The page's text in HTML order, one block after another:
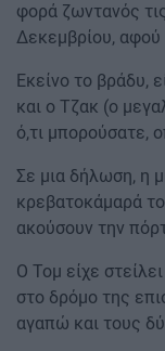
φορά ζωντανός
Δεκεμβρίου, αφού
Εκείνο το βράδυ,
και ο Τζακ (ο
ό,τι μπορούσατε,
Σε μια δήλωση, η
κρεβατοκάμαρά
ακούσουν την
Ο Τομ είχε
στο δρόμο της
αγαπώ και τους